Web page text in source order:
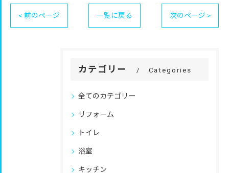
< 前のページ 一覧に戻る 次のページ >
カテゴリー Categories
全てのカテゴリー
リフォーム
トイレ
浴室
キッチン